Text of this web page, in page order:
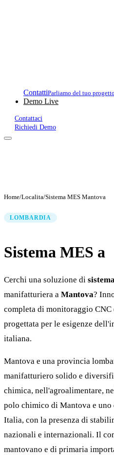
ContattiParliamo del tuo progetto
Demo Live
Contattaci
Richiedi Demo
Home/Localita/Sistema MES Mantova
LOMBARDIA
Sistema MES a
Cerchi una soluzione di
manifatturiera a Mantova?
completa di monitoraggio CNC
progettata per le esigenze
italiana.
Mantova e una provincia
manifatturiero solido e
chimica, nell'agroalimentare,
polo chimico di Mantova e
Italia, con la presenza di
nazionali e internazionali. Il
mantovano e di primaria